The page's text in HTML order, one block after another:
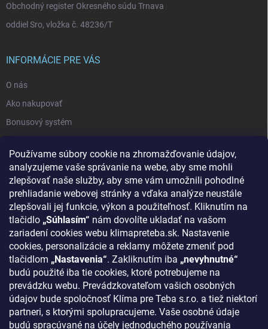
Používame súbory cookie na zhromažďovanie údajov,
analyzujeme vaše správanie na webe, aby sme mohli
zlepšovať naše služby, aby sme vám umožnili pohodlné
prehliadanie webovej stránky a vďaka analýze neustále
zlepšovali jej funkcie, výkon a použiteľnosť. Kliknutím na
tlačidlo „Súhlasím“ nám dovolíte ukladať na vašom
zariadení cookies webu klimapreteba.sk. Nastavenie
cookies, personalizácie a reklamy môžete zmeniť pod
tlačidlom „Nastavenia“. Zakliknutím iba „nevyhnutné“
budú použité iba tie cookies, ktoré potrebujeme na
prevádzku webu. Prevádzkovateľom vašich osobných
údajov bude spoločnosť Klíma pre Teba s.r.o. a tiež niektorí
partneri, s ktorými spolupracujeme. Vaše osobné údaje
budú spracúvané na účely jednoduchého používania
Obchodný register Okresného súdu Trnava
oddiel Sro, vložka č. 48236/T
INFORMÁCIE PRE VÁS
O nás
Ako nakupovať
Bonusový systém
Blog - najnovšie články
Obchodné podmienky
Podmienky ochrany osobných údajov
Odstúpenie od zmluvy
Kontakty
KONTAKT
klima@klimapreteba.sk
0907 044 080